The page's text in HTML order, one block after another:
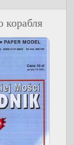
корабля